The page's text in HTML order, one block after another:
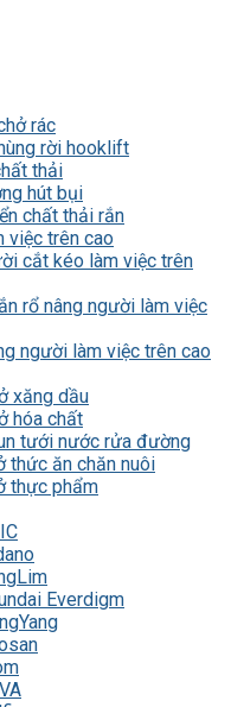
rác
rời hooklift
thải
hút bụi
chất thải rắn
việc trên cao
cắt kéo làm việc trên
rổ nâng người làm việc
người làm việc trên cao
xăng dầu
hóa chất
tưới nước rửa đường
thức ăn chăn nuôi
thực phẩm
Everdigm